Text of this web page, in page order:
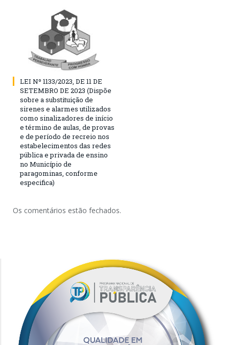
LEI Nº 1133/2023, DE 11 DE
SETEMBRO DE 2023 (Dispõe
sobre a substituição de
sirenes e alarmes utilizados
como sinalizadores de início
e término de aulas, de provas
e de período de recreio nos
estabelecimentos das redes
pública e privada de ensino
no Município de
paragominas, conforme
especifica)
Os comentários estão fechados.